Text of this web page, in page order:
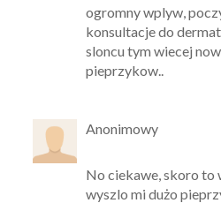
ogromny wplyw,
konsultacje do
sloncu tym wiecej
pieprzykow..
Anonimowy
No ciekawe, skoro to
wyszlo mi dużo